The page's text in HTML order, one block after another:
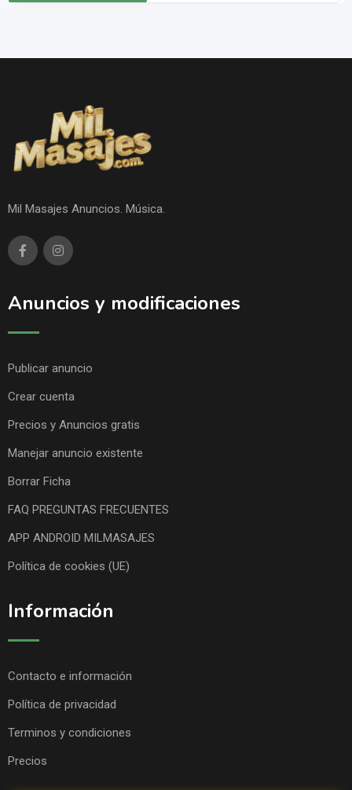
Mil Masajes Anuncios. Música.
Anuncios y modificaciones
Publicar anuncio
Crear cuenta
Precios y Anuncios gratis
Manejar anuncio existente
Borrar Ficha
FAQ PREGUNTAS FRECUENTES
APP ANDROID MILMASAJES
Política de cookies (UE)
Información
Contacto e información
Política de privacidad
Terminos y condiciones
Precios